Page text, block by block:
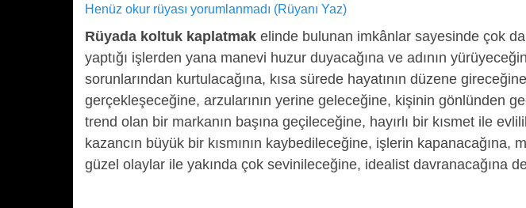
Henüz okur rüyası yorumlanmadı (Rüyanı Yaz)
Rüyada koltuk kaplatmak elinde bulunan imkânlar sayesinde çok
yaptığı işlerden yana manevi huzur duyacağına ve adının
sorunlarından kurtulacağına, kısa sürede hayatının düzene
gerçekleşeceğine, arzularının yerine geleceğine, kişinin gönlünden
trend olan bir markanın başına geçileceğine, hayırlı bir kısmet ile
kazancın büyük bir kısmının kaybedileceğine, işlerin kapanacağına,
güzel olaylar ile yakında çok sevinileceğine, idealist davranacağına